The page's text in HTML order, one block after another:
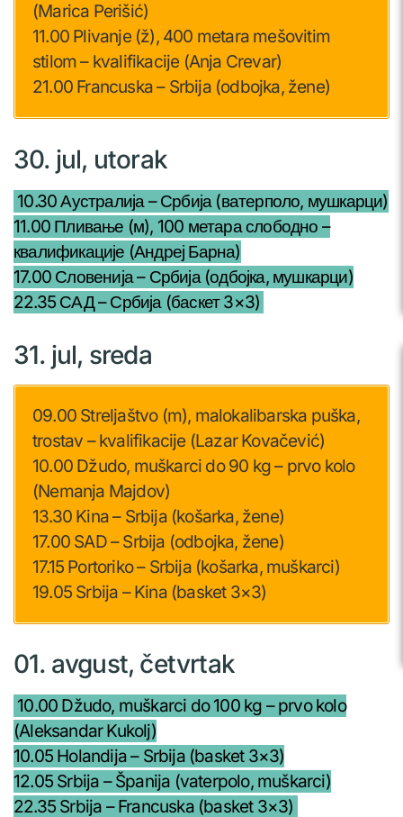
(Marica Perišić)
11.00 Plivanje (ž), 400 metara mešovitim
stilom – kvalifikacije (Anja Crevar)
21.00 Francuska – Srbija (odbojka, žene)
30. jul, utorak
10.30 Аустралија – Србија (ватерполо, мушкарци)
11.00 Пливање (м), 100 метара слободно –
квалификације (Андреј Барна)
17.00 Словенија – Србија (одбојка, мушкарци)
22.35 САД – Србија (баскет 3×3)
31. jul, sreda
09.00 Streljaštvo (m), malokalibarska puška,
trostav – kvalifikacije (Lazar Kovačević)
10.00 Džudo, muškarci do 90 kg – prvo kolo
(Nemanja Majdov)
13.30 Kina – Srbija (košarka, žene)
17.00 SAD – Srbija (odbojka, žene)
17.15 Portoriko – Srbija (košarka, muškarci)
19.05 Srbija – Kina (basket 3×3)
01. avgust, četvrtak
10.00 Džudo, muškarci do 100 kg – prvo kolo
(Aleksandar Kukolj)
10.05 Holandija – Srbija (basket 3×3)
12.05 Srbija – Španija (vaterpolo, muškarci)
22.35 Srbija – Francuska (basket 3×3)